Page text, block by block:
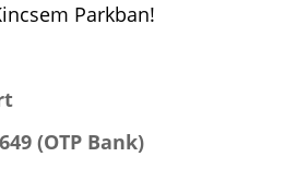
Parkban!
(OTP Bank)